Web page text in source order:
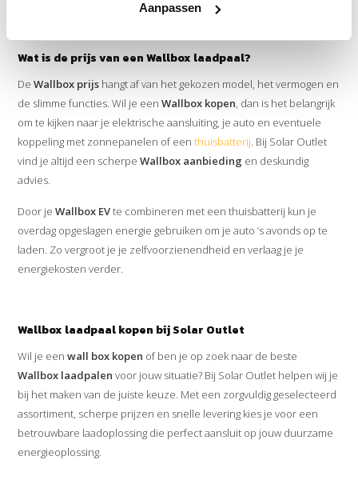
Aanpassen
Wat is de prijs van een Wallbox laadpaal?
DeWallbox prijs hangt af van het gekozen model, het vermogen en
de slimme functies. Wil je eenWallbox kopen, dan is het belangrijk
om te kijken naar je elektrische aansluiting, je auto en eventuele
koppeling met zonnepanelen of eenthuisbatterij. Bij Solar Outlet
vind je altijd een scherpeWallbox aanbieding en deskundig
advies.
Door jeWallbox EVte combineren met een thuisbatterij kun je
overdag opgeslagen energie gebruiken om je auto ’s avonds op te
laden. Zo vergroot je je zelfvoorzienendheid en verlaag je je
energiekosten verder.
Wallbox laadpaal kopen bij Solar Outlet
Wil je eenwall box kopen of ben je op zoek naar de beste
Wallbox laadpalen voor jouw situatie? Bij Solar Outlet helpen wij je
bij het maken van de juiste keuze. Met een zorgvuldig geselecteerd
assortiment, scherpe prijzen en snelle levering kies je voor een
betrouwbare laadoplossing die perfect aansluit op jouw duurzame
energieoplossing.